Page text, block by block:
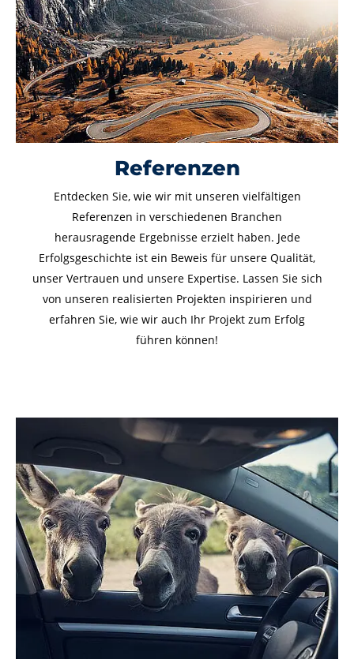
Referenzen
Entdecken Sie, wie wir mit unseren vielfältigen
Referenzen in verschiedenen Branchen
herausragende Ergebnisse erzielt haben. Jede
Erfolgsgeschichte ist ein Beweis für unsere Qualität,
unser Vertrauen und unsere Expertise. Lassen Sie sich
von unseren realisierten Projekten inspirieren und
erfahren Sie, wie wir auch Ihr Projekt zum Erfolg
führen können!